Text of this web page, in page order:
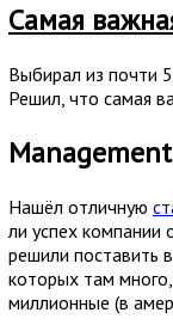
Самая
Выбирал из почти
Решил, что самая
Нашёл отличную
ли успех компании
решили поставить
которых там
миллионные (в